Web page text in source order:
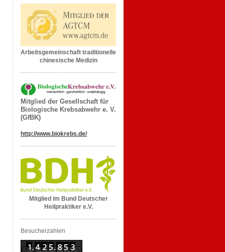
Arbeitsgemeinschaft traditionelle
chinesische Medizin
Mitglied der Gesellschaft für
Biologische Krebsabwehr e. V.
(GfBK)
http://www.biokrebs.de/
Mitglied im Bund Deutscher
Heilpraktiker e.V.
Besucherzahlen